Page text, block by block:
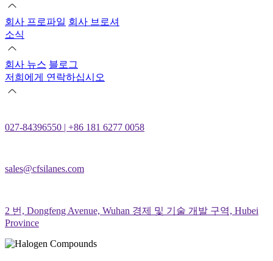
회사 프로파일 회사 브로셔
소식
회사 뉴스 블로그
저희에게 연락하십시오
027-84396550 | +86 181 6277 0058
sales@cfsilanes.com
2 번, Dongfeng Avenue, Wuhan 경제 및 기술 개발 구역, Hubei
Province